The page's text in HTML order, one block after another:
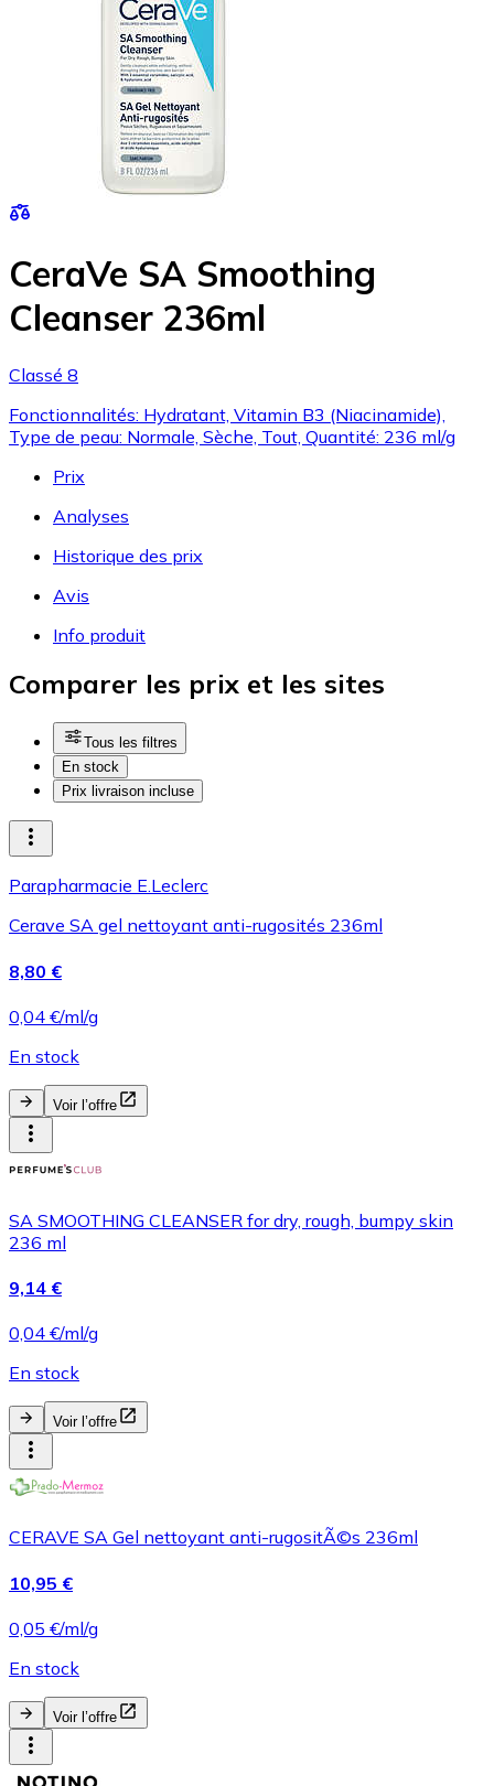
CeraVe SA Smoothing
Cleanser 236ml
Classé 8
Fonctionnalités: Hydratant, Vitamin B3 (Niacinamide),
Type de peau: Normale, Sèche, Tout, Quantité: 236 ml/g
Prix
Analyses
Historique des prix
Avis
Info produit
Comparer les prix et les sites
Tous les filtres
En stock
Prix livraison incluse
Parapharmacie E.Leclerc
Cerave SA gel nettoyant anti-rugosités 236ml
8,80 €
0,04 €/ml/g
En stock
Voir l’offre
SA SMOOTHING CLEANSER for dry, rough, bumpy skin
236 ml
9,14 €
0,04 €/ml/g
En stock
Voir l’offre
CERAVE SA Gel nettoyant anti-rugositÃ©s 236ml
10,95 €
0,05 €/ml/g
En stock
Voir l’offre